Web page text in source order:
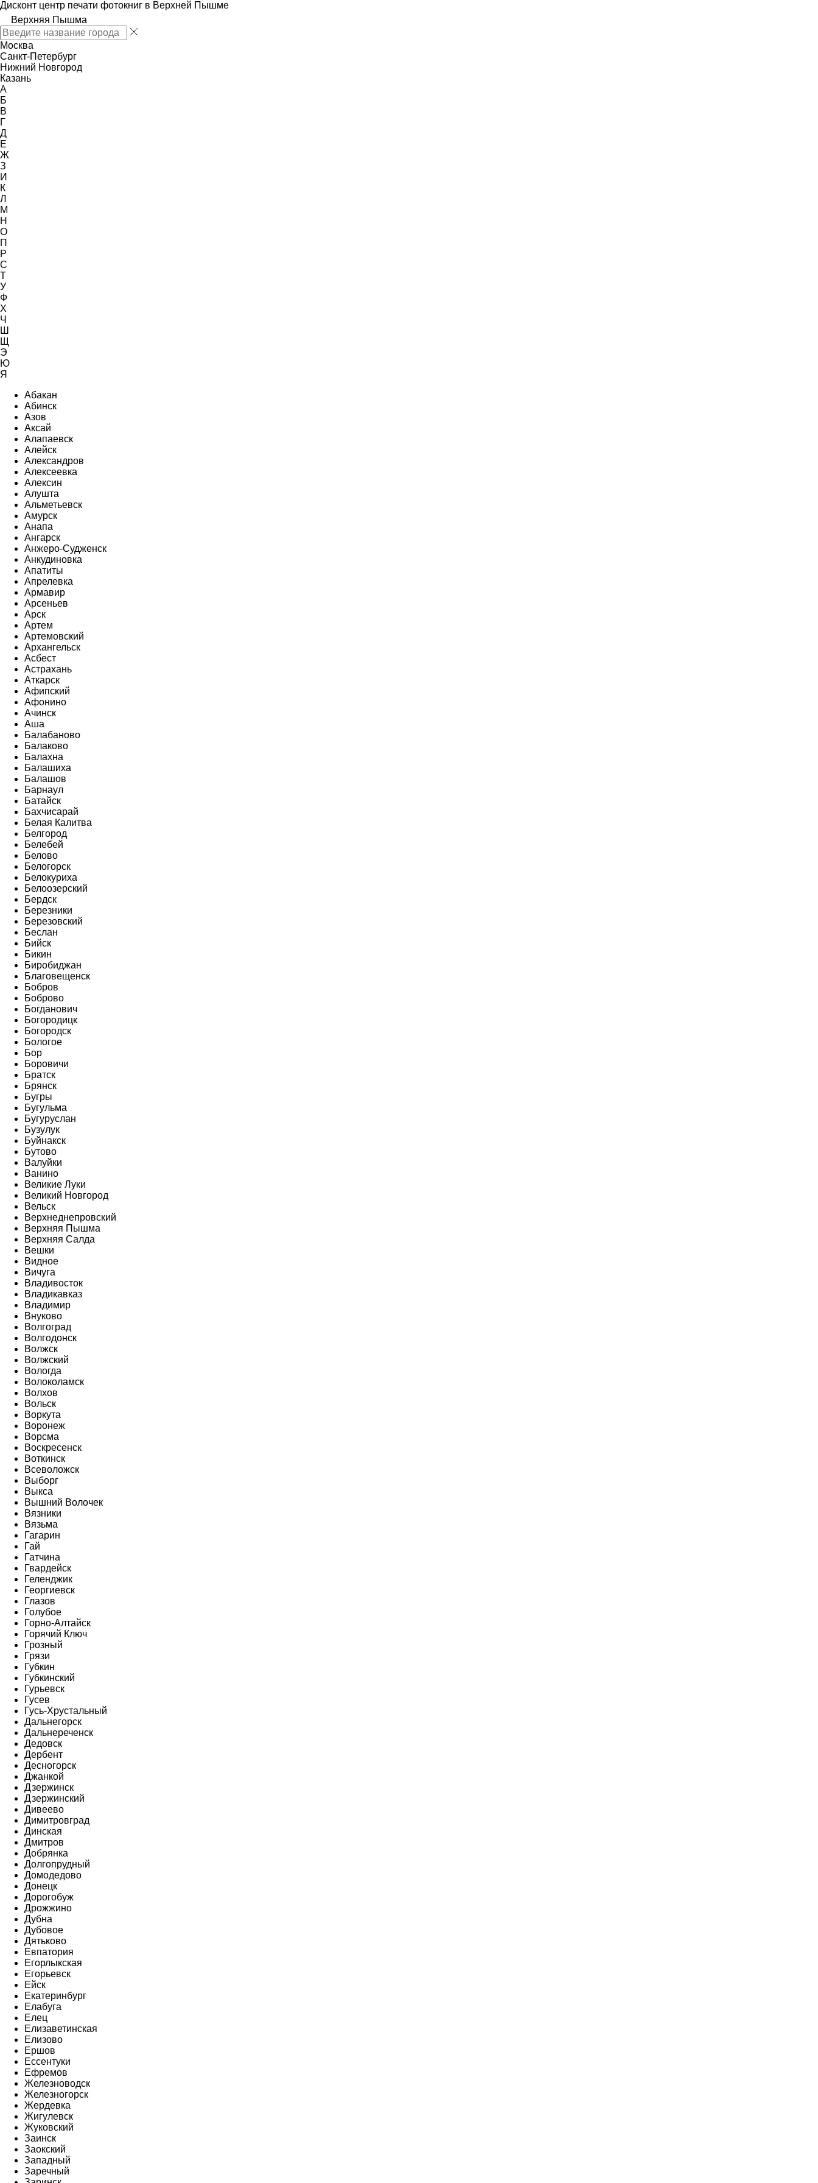
Дисконт центр печати фотокниг в Верхней Пышме
Верхняя Пышма
Москва
Санкт-Петербург
Нижний Новгород
Казань
А
Б
В
Г
Д
Е
Ж
З
И
К
Л
М
Н
О
П
Р
С
Т
У
Ф
Х
Ч
Ш
Щ
Э
Ю
Я
Абакан
Абинск
Азов
Аксай
Алапаевск
Алейск
Александров
Алексеевка
Алексин
Алушта
Альметьевск
Амурск
Анапа
Ангарск
Анжеро-Судженск
Анкудиновка
Апатиты
Апрелевка
Армавир
Арсеньев
Арск
Артем
Артемовский
Архангельск
Асбест
Астрахань
Аткарск
Афипский
Афонино
Ачинск
Аша
Балабаново
Балаково
Балахна
Балашиха
Балашов
Барнаул
Батайск
Бахчисарай
Белая Калитва
Белгород
Белебей
Белово
Белогорск
Белокуриха
Белоозерский
Бердск
Березники
Березовский
Беслан
Бийск
Бикин
Биробиджан
Благовещенск
Бобров
Боброво
Богданович
Богородицк
Богородск
Бологое
Бор
Боровичи
Братск
Брянск
Бугры
Бугульма
Бугуруслан
Бузулук
Буйнакск
Бутово
Валуйки
Ванино
Великие Луки
Великий Новгород
Вельск
Верхнеднепровский
Верхняя Пышма
Верхняя Салда
Вешки
Видное
Вичуга
Владивосток
Владикавказ
Владимир
Внуково
Волгоград
Волгодонск
Волжск
Волжский
Вологда
Волоколамск
Волхов
Вольск
Воркута
Воронеж
Ворсма
Воскресенск
Воткинск
Всеволожск
Выборг
Выкса
Вышний Волочек
Вязники
Вязьма
Гагарин
Гай
Гатчина
Гвардейск
Геленджик
Георгиевск
Глазов
Голубое
Горно-Алтайск
Горячий Ключ
Грозный
Грязи
Губкин
Губкинский
Гурьевск
Гусев
Гусь-Хрустальный
Дальнегорск
Дальнереченск
Дедовск
Дербент
Десногорск
Джанкой
Дзержинск
Дзержинский
Дивеево
Димитровград
Динская
Дмитров
Добрянка
Долгопрудный
Домодедово
Донецк
Дорогобуж
Дрожжино
Дубна
Дубовое
Дятьково
Евпатория
Егорлыкская
Егорьевск
Ейск
Екатеринбург
Елабуга
Елец
Елизаветинская
Елизово
Ершов
Ессентуки
Ефремов
Железноводск
Железногорск
Жердевка
Жигулевск
Жуковский
Заинск
Заокский
Западный
Заречный